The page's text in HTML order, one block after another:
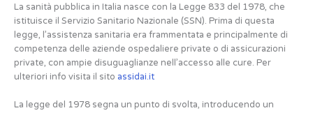
La sanità pubblica in Italia nasce con la Legge 833 del 1978, che
istituisce il Servizio Sanitario Nazionale (SSN). Prima di questa
legge, l’assistenza sanitaria era frammentata e principalmente di
competenza delle aziende ospedaliere private o di assicurazioni
private, con ampie disuguaglianze nell’accesso alle cure. Per
ulteriori info visita il sito assidai.it
La legge del 1978 segna un punto di svolta, introducendo un